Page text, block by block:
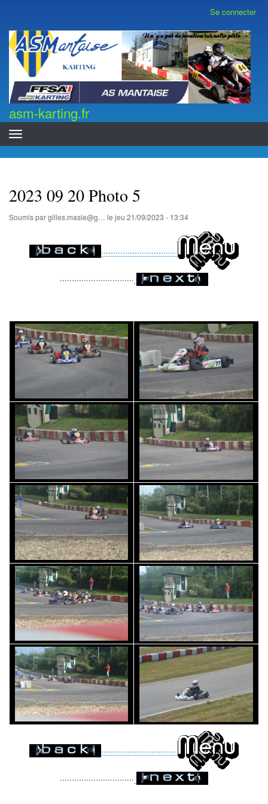
contenu
principal
compte
de
l'utilisateur
Se connecter
asm-karting.fr
asm-karting.fr
2023 09 20 Photo 5
Soumis pargilles.masle@g… le jeu 21/09/2023 - 13:34
...............................
...............................
...............................
...............................